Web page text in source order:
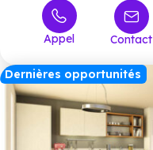
Appel Contact
Dernières opportunités